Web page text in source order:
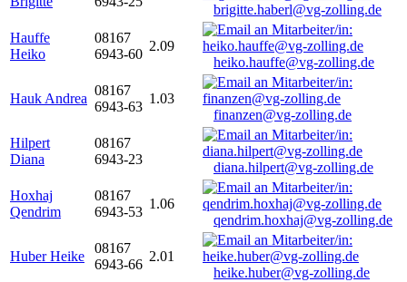
brigitte.haberl@vg-zolling.de
Hauffe
Heiko
08167
6943-60
2.09
heiko.hauffe@vg-zolling.de
Hauk Andrea
08167
6943-63
1.03
finanzen@vg-zolling.de
Hilpert
Diana
08167
6943-23
diana.hilpert@vg-zolling.de
Hoxhaj
Qendrim
08167
6943-53
1.06
qendrim.hoxhaj@vg-zolling.de
Huber Heike
08167
6943-66
2.01
heike.huber@vg-zolling.de